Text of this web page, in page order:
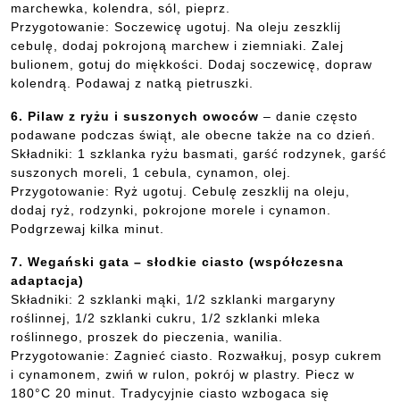
marchewka, kolendra, sól, pieprz.
Przygotowanie: Soczewicę ugotuj. Na oleju zeszklij
cebulę, dodaj pokrojoną marchew i ziemniaki. Zalej
bulionem, gotuj do miękkości. Dodaj soczewicę, dopraw
kolendrą. Podawaj z natką pietruszki.
6. Pilaw z ryżu i suszonych owoców – danie często
podawane podczas świąt, ale obecne także na co dzień.
Składniki: 1 szklanka ryżu basmati, garść rodzynek, garść
suszonych moreli, 1 cebula, cynamon, olej.
Przygotowanie: Ryż ugotuj. Cebulę zeszklij na oleju,
dodaj ryż, rodzynki, pokrojone morele i cynamon.
Podgrzewaj kilka minut.
7. Wegański gata – słodkie ciasto (współczesna
adaptacja)
Składniki: 2 szklanki mąki, 1/2 szklanki margaryny
roślinnej, 1/2 szklanki cukru, 1/2 szklanki mleka
roślinnego, proszek do pieczenia, wanilia.
Przygotowanie: Zagnieć ciasto. Rozwałkuj, posyp cukrem
i cynamonem, zwiń w rulon, pokrój w plastry. Piecz w
180°C 20 minut. Tradycyjnie ciasto wzbogaca się